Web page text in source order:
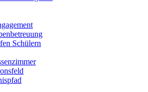
Schülern